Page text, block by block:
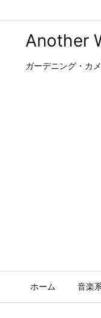
Another
ガーデニング・カ
ホーム 音楽